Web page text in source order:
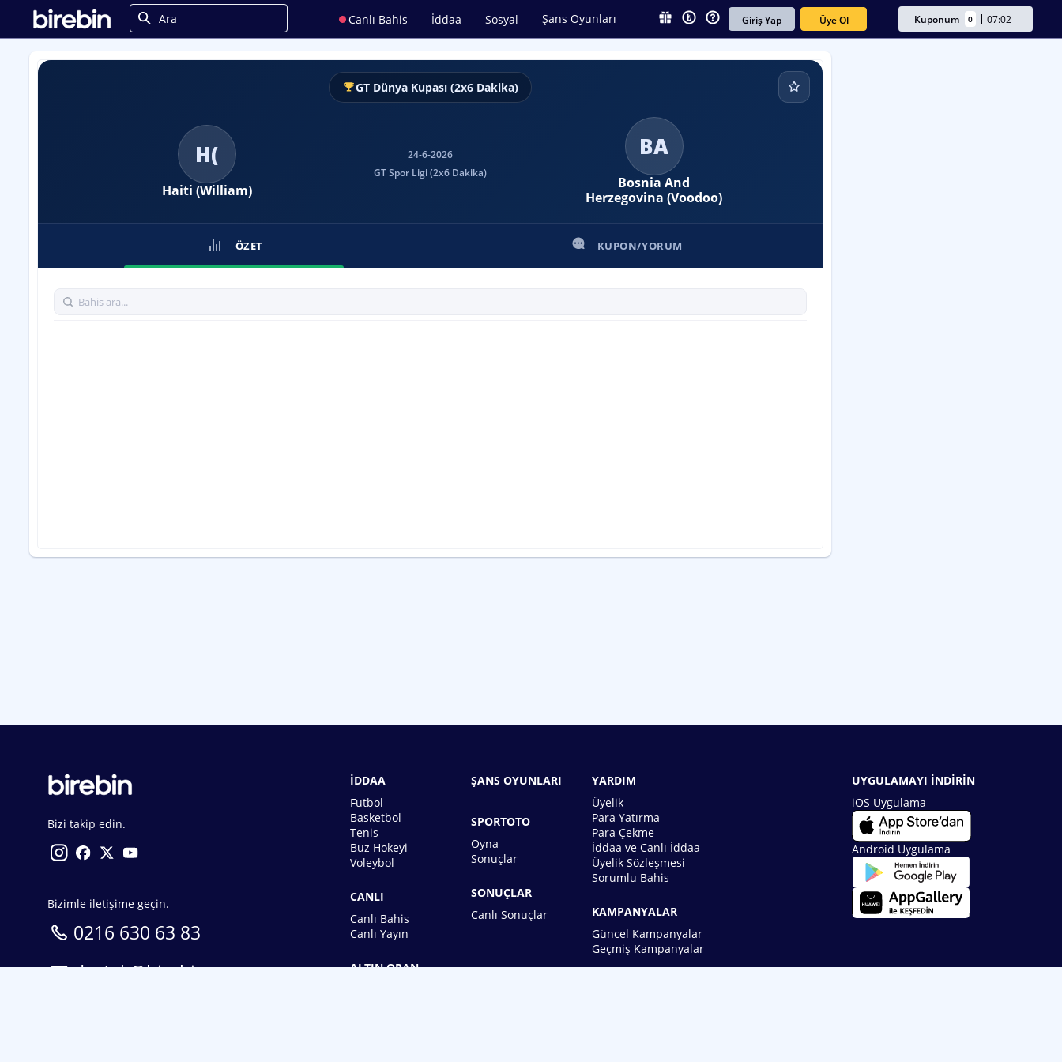
Canlı Bahis İddaa Sosyal Şans Oyunları Giriş Yap Üye Ol Kuponum 0 07:02
GT Dünya Kupası (2x6 Dakika)
H(
Haiti (William)
24-6-2026
GT Spor Ligi (2x6 Dakika)
BA
Bosnia And
Herzegovina (Voodoo)
ÖZET KUPON/YORUM
Bizi takip edin.
Bizimle iletişime geçin.
0216 630 63 83
destek@birebin.com
İDDAA
Futbol
Basketbol
Tenis
Buz Hokeyi
Voleybol
CANLI
Canlı Bahis
Canlı Yayın
ALTIN ORAN
ŞANS OYUNLARI
SPORTOTO
Oyna
Sonuçlar
SONUÇLAR
Canlı Sonuçlar
YARDIM
Üyelik
Para Yatırma
Para Çekme
İddaa ve Canlı İddaa
Üyelik Sözleşmesi
Sorumlu Bahis
KAMPANYALAR
Güncel Kampanyalar
Geçmiş Kampanyalar
UYGULAMAYI İNDİRİN
iOS Uygulama
Android Uygulama